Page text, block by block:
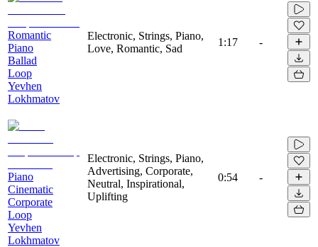
Romantic
Piano
Ballad
Loop
Yevhen
Lokhmatov
Electronic, Strings, Piano,
Love, Romantic, Sad
1:17 -
Piano
Cinematic
Corporate
Loop
Yevhen
Lokhmatov
Electronic, Strings, Piano,
Advertising, Corporate,
Neutral, Inspirational,
Uplifting
0:54 -